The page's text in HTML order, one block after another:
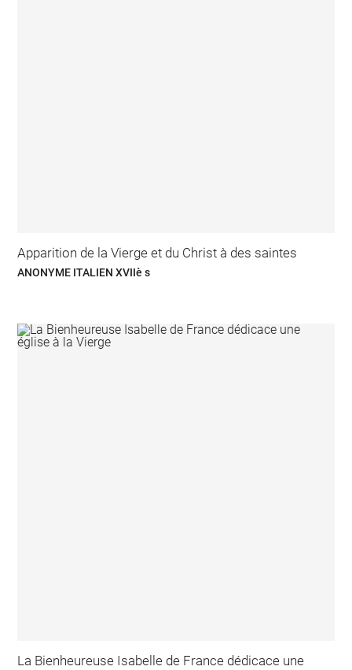
Apparition de la Vierge et du Christ à des saintes
ANONYME ITALIEN XVIIè s
La Bienheureuse Isabelle de France dédicace une